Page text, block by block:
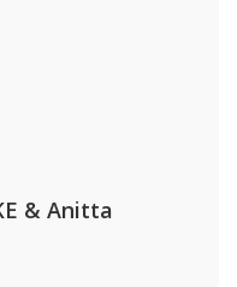
& Anitta